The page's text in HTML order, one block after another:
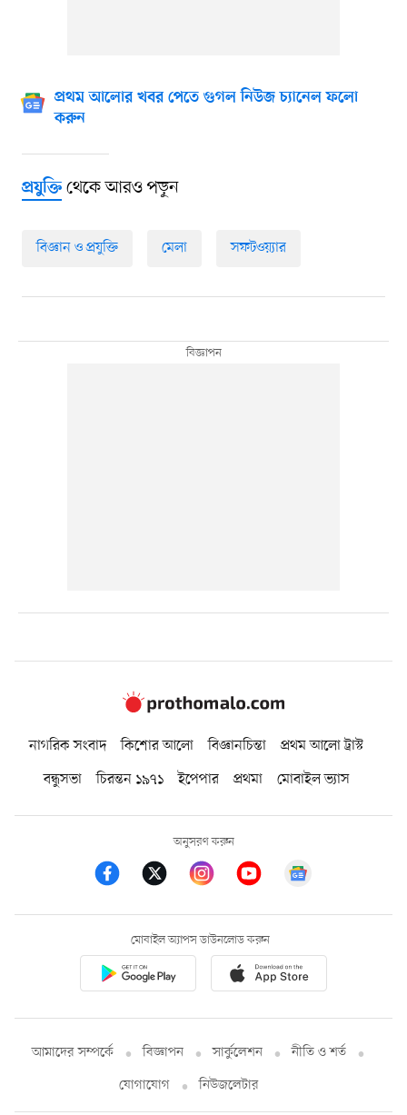
প্রথম আলোর খবর পেতে গুগল নিউজ চ্যানেল ফলো
করুন
প্রযুক্তিথেকে আরও পড়ুন
বিজ্ঞান ও প্রযুক্তি মেলা সফটওয়্যার
নাগরিক সংবাদ কিশোর আলো বিজ্ঞানচিন্তা
প্রথম আলো ট্রাস্ট
বন্ধুসভা
চিরন্তন ১৯৭১ ইপেপার প্রথমা মোবাইল ভ্যাস
অনুসরণ করুন
মোবাইল অ্যাপস ডাউনলোড করুন
আমাদের সম্পর্কে বিজ্ঞাপন সার্কুলেশন
নীতি ও শর্ত
যোগাযোগ
নিউজলেটার